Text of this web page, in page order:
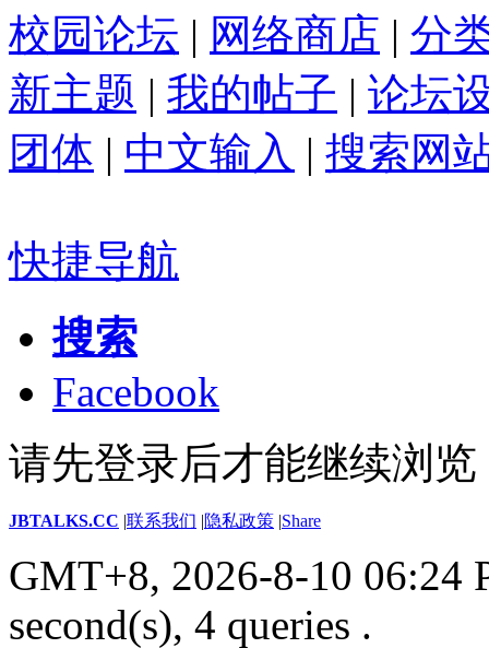
校园论坛 | 网络商店 | 分
新主题 | 我的帖子 | 论坛
团体 | 中文输入 | 搜索网
快捷导航
搜索
Facebook
请先登录后才能继续浏览
JBTALKS.CC |联系我们 |隐私政策 |Share
GMT+8, 2026-8-10 06:24
second(s), 4 queries .